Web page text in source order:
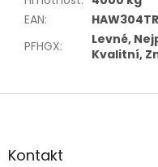
EAN:
HAW304TR
PFHGX:
Levné,
Kvalitní,
Z
aKontakt